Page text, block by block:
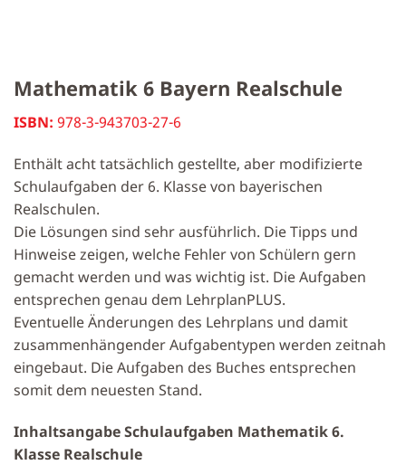
Mathematik 6 Bayern Realschule
ISBN: 978-3-943703-27-6
Enthält acht tatsächlich gestellte, aber modifizierte
Schulaufgaben der 6. Klasse von bayerischen
Realschulen.
Die Lösungen sind sehr ausführlich. Die Tipps und
Hinweise zeigen, welche Fehler von Schülern gern
gemacht werden und was wichtig ist. Die Aufgaben
entsprechen genau dem LehrplanPLUS.
Eventuelle Änderungen des Lehrplans und damit
zusammenhängender Aufgabentypen werden zeitnah
eingebaut. Die Aufgaben des Buches entsprechen
somit dem neuesten Stand.
Inhaltsangabe Schulaufgaben Mathematik 6.
Klasse Realschule